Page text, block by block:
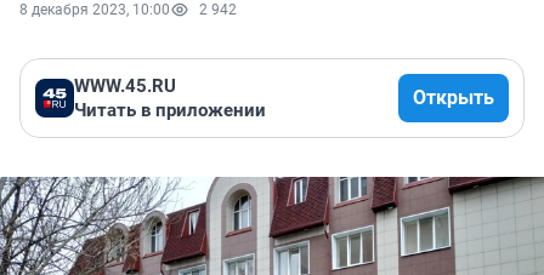
8 декабря 2023, 10:00 2 942
WWW.45.RU
Читать в приложении
Открыть